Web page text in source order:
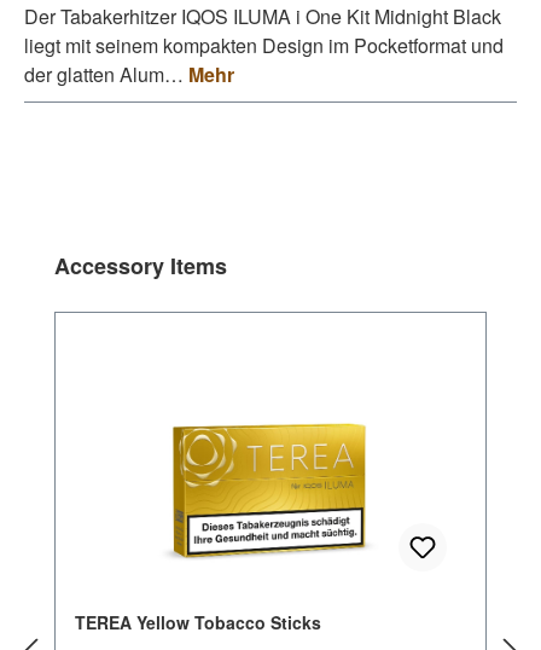
Der Tabakerhitzer IQOS ILUMA i One Kit Midnight Black
liegt mit seinem kompakten Design im Pocketformat und
der glatten Alum… Mehr
Produktgalerie überspringen
Accessory Items
TEREA Yellow Tobacco Sticks